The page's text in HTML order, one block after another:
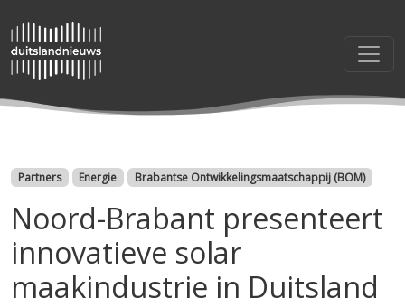
Categorieën
Partners Energie Brabantse Ontwikkelingsmaatschappij (BOM)
Noord-Brabant presenteert
innovatieve solar
maakindustrie in Duitsland